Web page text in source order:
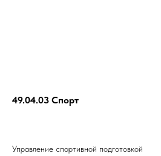
49.04.03 Спорт
Управление спортивной подготовкой